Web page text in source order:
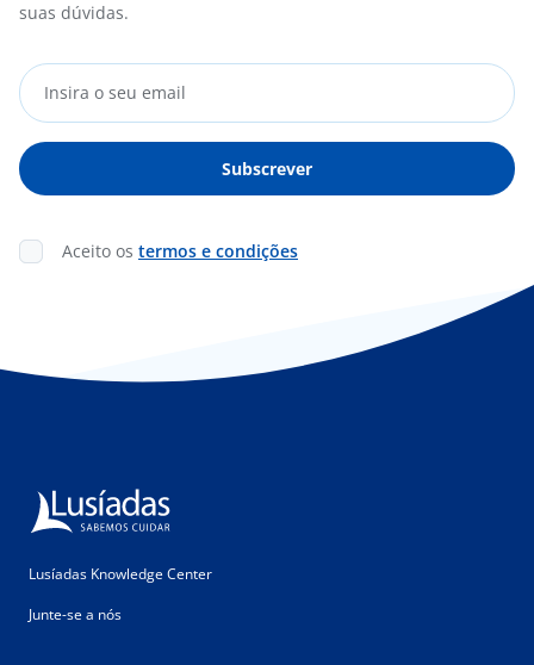
suas dúvidas.
Aceito os termos e condições
Lusíadas Knowledge Center
Junte-se a nós